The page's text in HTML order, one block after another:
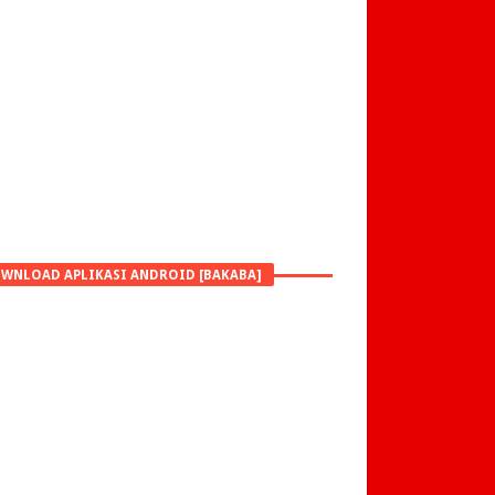
APLIKASI ANDROID [BAKABA]